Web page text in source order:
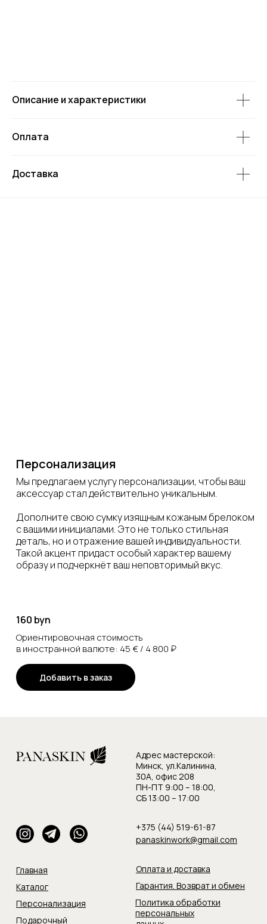
Описание и характеристики
Оплата
Доставка
Персонализация
Мы предлагаем услугу персонализации, чтобы ваш
аксессуар стал действительно уникальным.
Дополните свою сумку изящным кожаным брелоком
с вашими инициалами. Это не только стильная
деталь, но и отражение вашей индивидуальности.
Такой акцент придаст особый характер вашему
образу и подчеркнёт ваш неповторимый вкус.
Добавить в заказ
160 byn
Ориентировочная стоимость
в иностранной валюте: 45 € / 4 800 ₽
Главная
Политика обработки
персональных
Оплата и доставка
Гарантия. Возврат и обмен
Подарочный
Персонализация
Каталог
+375 (44) 519-61-87
panaskinwork@gmail.com
Адрес мастерской:
Минск, ул.Калинина,
30А, офис 208
ПН-ПТ 9:00 – 18:00,
СБ 13:00 – 17:00